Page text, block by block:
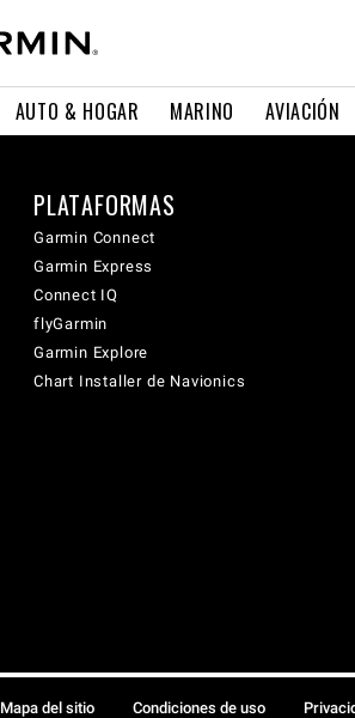
AUTO & HOGAR MARINO AVIACIÓN
PLATAFORMAS
Garmin Connect
Garmin Express
Connect IQ
flyGarmin
Garmin Explore
Chart Installer de Navionics
Mapa del sitio Condiciones de uso